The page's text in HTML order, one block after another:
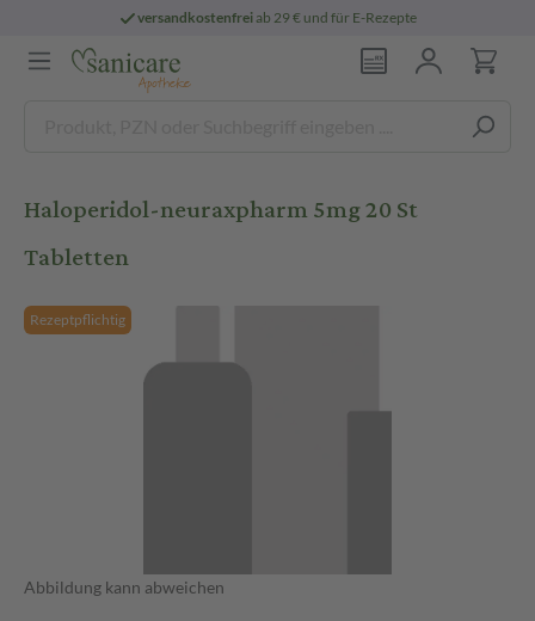
versandkostenfreiab 29 € und für E-Rezepte
Haloperidol-neuraxpharm 5mg 20 St
Tabletten
Rezeptpflichtig
Abbildung kann abweichen